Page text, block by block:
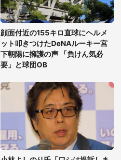
顔面付近の155キロ直球にヘルメ
ット叩きつけたDeNAルーキー宮
下朝陽に擁護の声 「負けん気必
要」と球団OB